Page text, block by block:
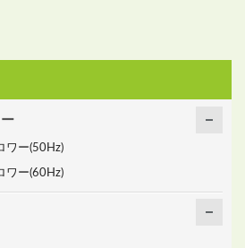
ワー(50Hz)
ワー(60Hz)